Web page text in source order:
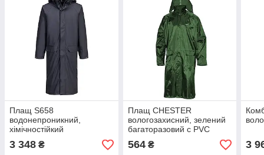
Плащ S658
водонепроникний,
хімічностійкий
3 348 ₴
Плащ CHESTER
вологозахисний, зелений
багаторазовий с PVC
покриттям
564₴ 3